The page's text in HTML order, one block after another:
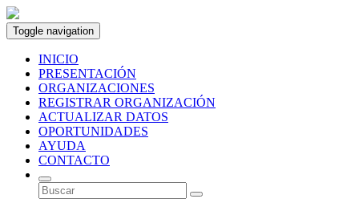
Toggle navigation
INICIO
PRESENTACIÓN
ORGANIZACIONES
REGISTRAR ORGANIZACIÓN
ACTUALIZAR DATOS
OPORTUNIDADES
AYUDA
CONTACTO